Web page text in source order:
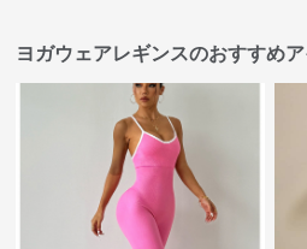
ヨガウェアレギンスのおすすめ